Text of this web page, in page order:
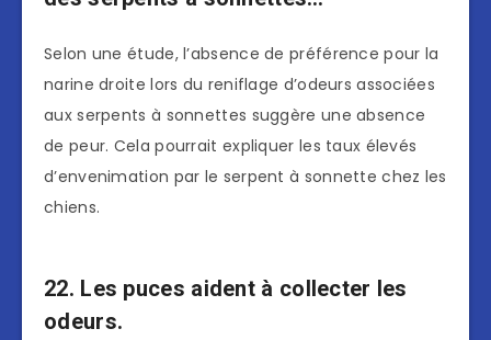
Selon une étude, l’absence de préférence pour la
narine droite lors du reniflage d’odeurs associées
aux serpents à sonnettes suggère une absence
de peur. Cela pourrait expliquer les taux élevés
d’envenimation par le serpent à sonnette chez les
chiens.
22. Les puces aident à collecter les
odeurs.